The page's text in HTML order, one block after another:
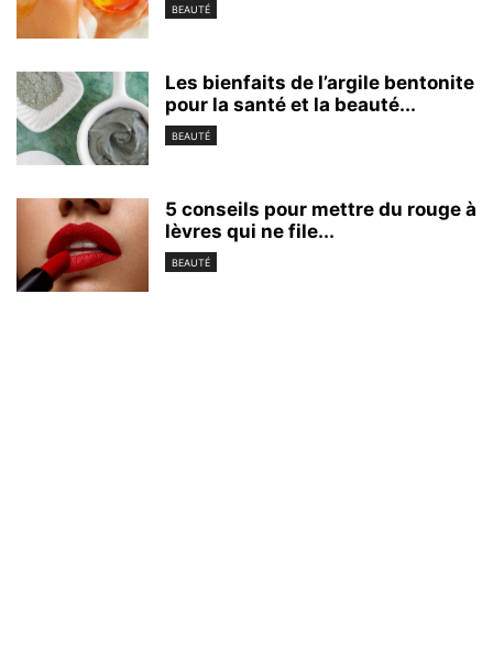
BEAUTÉ
Les bienfaits de l’argile bentonite
pour la santé et la beauté...
BEAUTÉ
5 conseils pour mettre du rouge à
lèvres qui ne file...
BEAUTÉ